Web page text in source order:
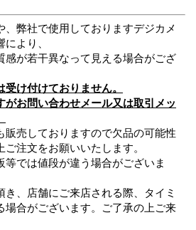
、弊社で使用しておりますデジカメ
より、
感が若干異なって見える場合がござ
け付けておりません。
がお問い合わせメール又は取引メッ
販売しておりますので欠品の可能性
注文をお願いいたします。
等では値段が違う場合がございま
き、店舗にご来店される際、タイミ
場合がございます。ご了承の上ご来